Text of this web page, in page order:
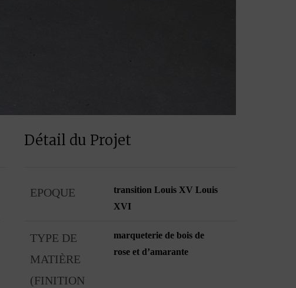
Détail du Projet
EPOQUE
transition Louis XV Louis
XVI
TYPE DE
MATIÈRE
(FINITION
marqueterie de bois de
rose et d’amarante